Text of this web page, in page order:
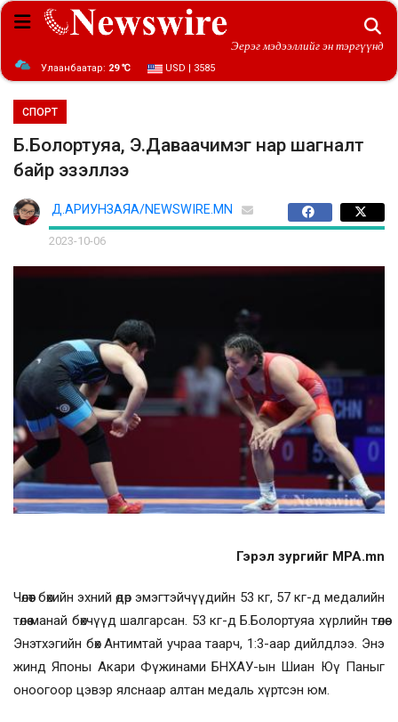
Эерэг мэдээллийг эн тэргүүнд
Улаанбаатар: 29 ℃ USD | 3585
СПОРТ
Б.Болортуяа, Э.Даваачимэг нар шагналт
байр эзэллээ
Д.АРИУНЗАЯА/NEWSWIRE.MN
2023-10-06
Гэрэл зургийг MPA.mn
Чөлөөт бөхийн эхний өдөр эмэгтэйчүүдийн 53 кг, 57 кг-д медалийн
төлөө манай бөхчүүд шалгарсан. 53 кг-д Б.Болортуяа хүрлийн төлөө
Энэтхэгийн бөх Антимтай учраа таарч, 1:3-аар дийлдлээ. Энэ
жинд Японы Акари Фүжинами БНХАУ-ын Шиан Юү Паныг
оноогоор цэвэр ялснаар алтан медаль хүртсэн юм.